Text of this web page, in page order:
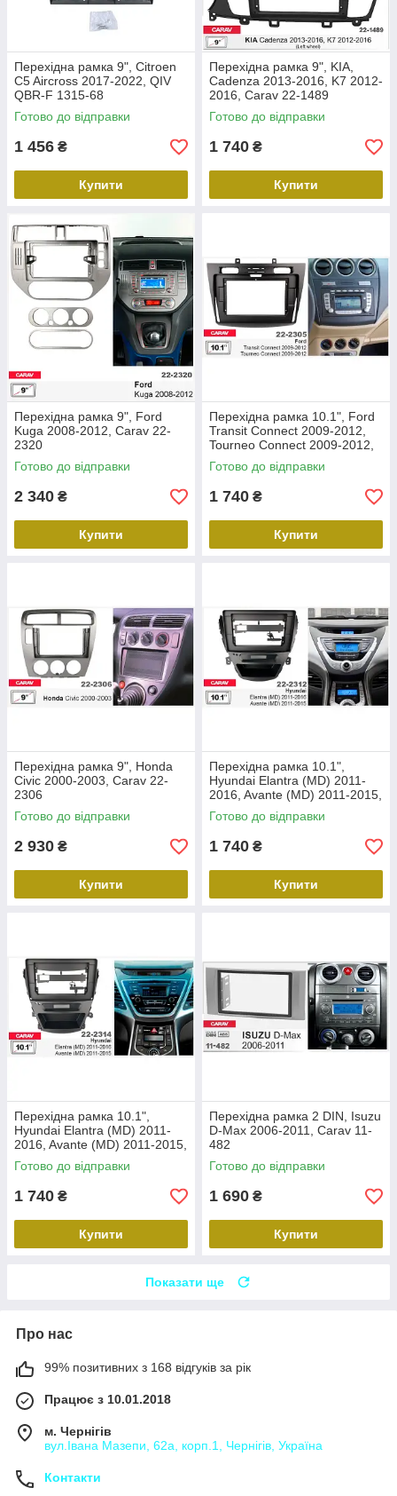
Перехідна рамка 9", Citroen
C5 Aircross 2017-2022, QIV
QBR-F 1315-68
Готово до відправки
1 456 ₴
Купити
Перехідна рамка 9", KIA,
Cadenza 2013-2016, K7 2012-
2016, Carav 22-1489
Готово до відправки
1 740 ₴
Купити
Перехідна рамка 9", Ford
Kuga 2008-2012, Carav 22-
2320
Готово до відправки
2 340 ₴
Купити
Перехідна рамка 10.1", Ford
Transit Connect 2009-2012,
Tourneo Connect 2009-2012,
Carav 22-2305
Готово до відправки
1 740 ₴
Купити
Перехідна рамка 9", Honda
Civic 2000-2003, Carav 22-
2306
Готово до відправки
2 930 ₴
Купити
Перехідна рамка 10.1",
Hyundai Elantra (MD) 2011-
2016, Avante (MD) 2011-2015,
Carav 22-2312
Готово до відправки
1 740 ₴
Купити
Перехідна рамка 10.1",
Hyundai Elantra (MD) 2011-
2016, Avante (MD) 2011-2015,
Carav 22-2314
Готово до відправки
1 740 ₴
Купити
Перехідна рамка 2 DIN, Isuzu
D-Max 2006-2011, Carav 11-
482
Готово до відправки
1 690 ₴
Купити
Показати ще
Про нас
99% позитивних з 168 відгуків за рік
Працює з 10.01.2018
м. Чернігів
вул.Івана Мазепи, 62а, корп.1, Чернігів, Україна
Контакти